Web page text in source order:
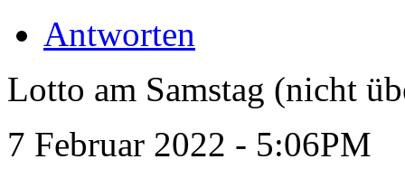
Antworten
Lotto am Samstag (nicht
7 Februar 2022 - 5:06PM